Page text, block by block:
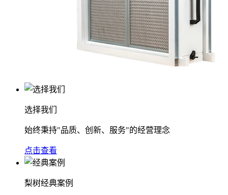
选择我们
始终秉持"品质、创新、服务"的经营理念
点击查看
梨树经典案例